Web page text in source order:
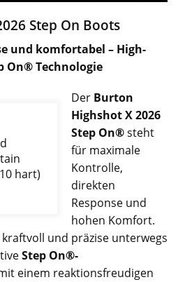
Step On Boots
und komfortabel – High-
On® Technologie
hart)
Der Burton
Highshot X 2026
Step On®steht
für maximale
Kontrolle,
direkten
Response und
hohen Komfort.
und präzise unterwegs
Step On®-
einem reaktionsfreudigen